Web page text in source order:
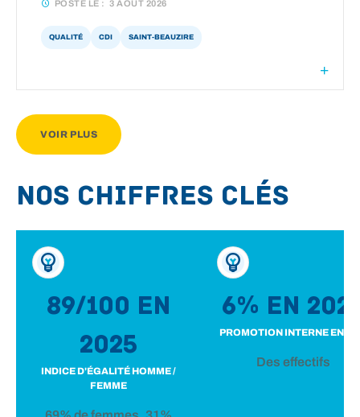
POSTÉ LE : 3 AOÛT 2026
QUALITÉ CDI SAINT-BEAUZIRE
VOIR PLUS
Nos chiffres clés
89/100 en
2025
INDICE D'ÉGALITÉ HOMME /
FEMME
6% en
PROMOTION INTERNE EN 1
Des effectifs